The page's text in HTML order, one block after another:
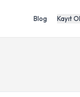
Blog Kayıt Ol